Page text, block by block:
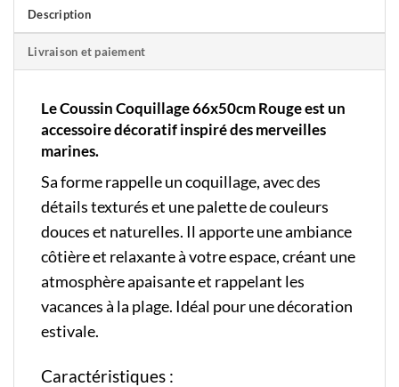
Description
Livraison et paiement
Le Coussin Coquillage 66x50cm Rouge est un
accessoire décoratif inspiré des merveilles
marines.
Sa forme rappelle un coquillage, avec des
détails texturés et une palette de couleurs
douces et naturelles. Il apporte une ambiance
côtière et relaxante à votre espace, créant une
atmosphère apaisante et rappelant les
vacances à la plage. Idéal pour une décoration
estivale.
Caractéristiques :